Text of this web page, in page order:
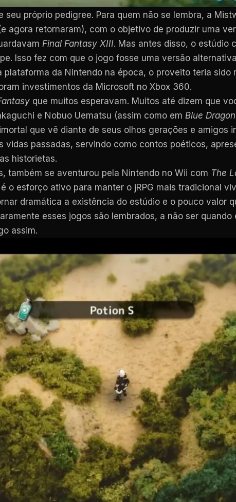
seu próprio pedigree. Para quem não se lembra, a
agora retornaram), com o objetivo de produzir uma
Final Fantasy XIII. Mas antes disso, o estúdio
Isso fez com que o jogo fosse uma versão
da Nintendo na época, o proveito teria sido
investimentos da Microsoft no Xbox 360.
que muitos esperavam. Muitos até dizem que
e Nobuo Uematsu (assim como em Blue Dragon
que vê diante de seus olhos gerações e amigos
vidas passadas, servindo como contos poéticos,
historietas.
também se aventurou pela Nintendo no Wii com The
o esforço ativo para manter o jRPG mais tradicional
dramática a existência do estúdio e o pouco valor
esses jogos são lembrados, a não ser
assim.